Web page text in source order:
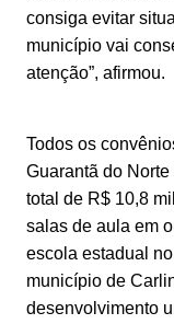
consiga evitar
município vai
atenção”, afirmou.
Todos os
Guarantã do
total de R$ 10,8
salas de aula em
escola estadual
município de
desenvolvimento